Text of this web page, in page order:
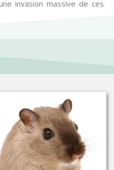
invasion massive de ces